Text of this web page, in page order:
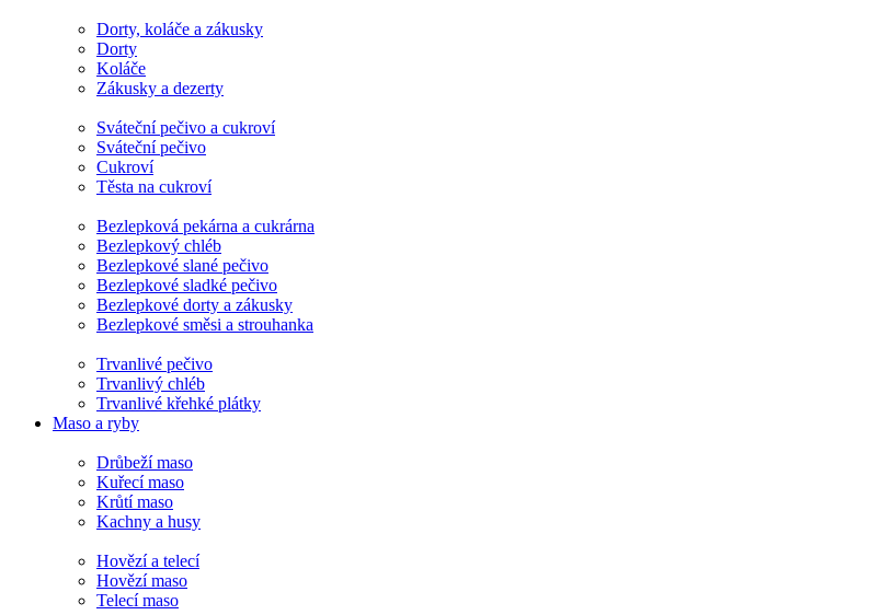
Dorty, koláče a zákusky
Dorty
Koláče
Zákusky a dezerty
Sváteční pečivo a cukroví
Sváteční pečivo
Cukroví
Těsta na cukroví
Bezlepková pekárna a cukrárna
Bezlepkový chléb
Bezlepkové slané pečivo
Bezlepkové sladké pečivo
Bezlepkové dorty a zákusky
Bezlepkové směsi a strouhanka
Trvanlivé pečivo
Trvanlivý chléb
Trvanlivé křehké plátky
Maso a ryby
Drůbeží maso
Kuřecí maso
Krůtí maso
Kachny a husy
Hovězí a telecí
Hovězí maso
Telecí maso